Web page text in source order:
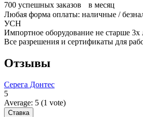
700 успешных заказов в месяц
Любая форма оплаты: наличные /
УСН
Импортное оборудование не старше 3х
Все разрешения и сертификаты для
Отзывы
Серега Донтес
5
Average: 5 (1 vote)